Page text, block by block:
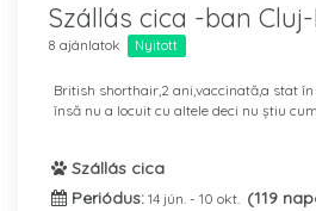
Szállás cica -ban
8 ajánlatok Nyitott
British shorthair,2 ani,vaccinată,a stat
însă nu a locuit cu altele deci nu știu
Szállás cica
Periódus: 14 jún. - 10 okt. (119